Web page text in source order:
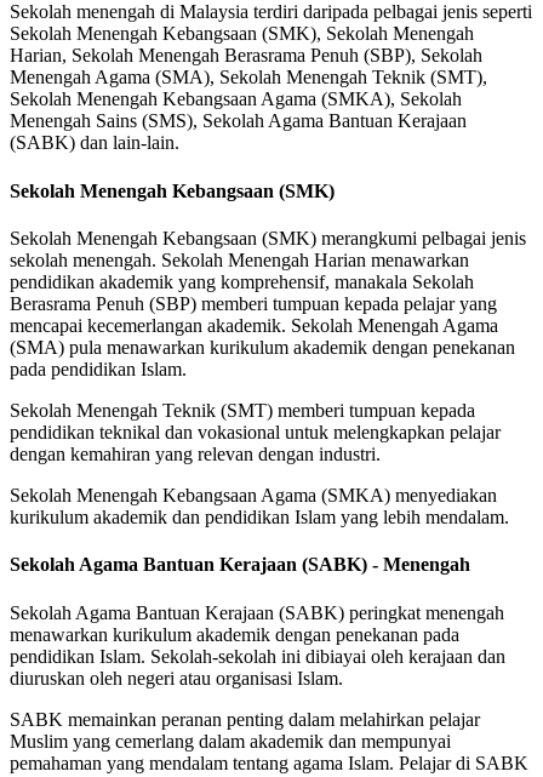
Sekolah menengah di Malaysia terdiri daripada pelbagai jenis seperti
Sekolah Menengah Kebangsaan (SMK), Sekolah Menengah
Harian, Sekolah Menengah Berasrama Penuh (SBP), Sekolah
Menengah Agama (SMA), Sekolah Menengah Teknik (SMT),
Sekolah Menengah Kebangsaan Agama (SMKA), Sekolah
Menengah Sains (SMS), Sekolah Agama Bantuan Kerajaan
(SABK) dan lain-lain.
Sekolah Menengah Kebangsaan (SMK)
Sekolah Menengah Kebangsaan (SMK) merangkumi pelbagai jenis
sekolah menengah. Sekolah Menengah Harian menawarkan
pendidikan akademik yang komprehensif, manakala Sekolah
Berasrama Penuh (SBP) memberi tumpuan kepada pelajar yang
mencapai kecemerlangan akademik. Sekolah Menengah Agama
(SMA) pula menawarkan kurikulum akademik dengan penekanan
pada pendidikan Islam.
Sekolah Menengah Teknik (SMT) memberi tumpuan kepada
pendidikan teknikal dan vokasional untuk melengkapkan pelajar
dengan kemahiran yang relevan dengan industri.
Sekolah Menengah Kebangsaan Agama (SMKA) menyediakan
kurikulum akademik dan pendidikan Islam yang lebih mendalam.
Sekolah Agama Bantuan Kerajaan (SABK) - Menengah
Sekolah Agama Bantuan Kerajaan (SABK) peringkat menengah
menawarkan kurikulum akademik dengan penekanan pada
pendidikan Islam. Sekolah-sekolah ini dibiayai oleh kerajaan dan
diuruskan oleh negeri atau organisasi Islam.
SABK memainkan peranan penting dalam melahirkan pelajar
Muslim yang cemerlang dalam akademik dan mempunyai
pemahaman yang mendalam tentang agama Islam. Pelajar di SABK